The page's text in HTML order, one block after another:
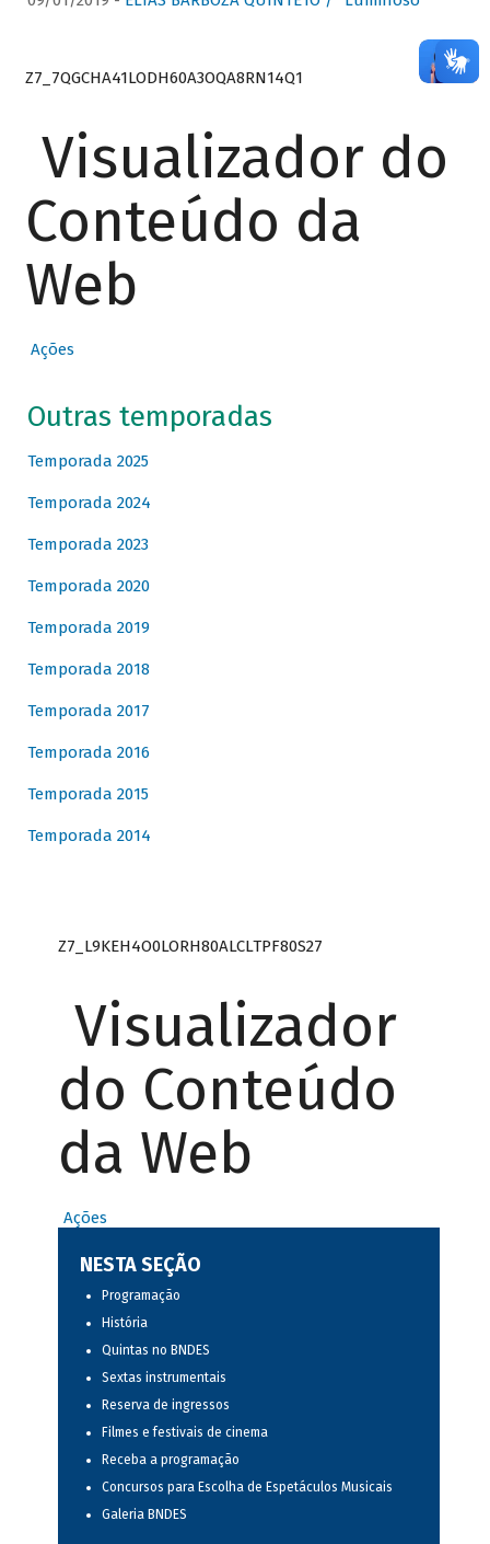
Z7_7QGCHA41LODH60A3OQA8RN14Q1
Visualizador do
Conteúdo da
Web
Ações
Outras temporadas
Temporada 2025
Temporada 2024
Temporada 2023
Temporada 2020
Temporada 2019
Temporada 2018
Temporada 2017
Temporada 2016
Temporada 2015
Temporada 2014
Z7_L9KEH4O0LORH80ALCLTPF80S27
Visualizador
do Conteúdo
da Web
Ações
NESTA SEÇÃO
Programação
História
Quintas no BNDES
Sextas instrumentais
Reserva de ingressos
Filmes e festivais de cinema
Receba a programação
Concursos para Escolha de Espetáculos Musicais
Galeria BNDES